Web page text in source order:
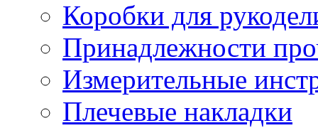
Коробки для
Принадлежности
Измерительные
Плечевые накладки